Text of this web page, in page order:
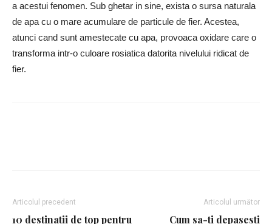
a acestui fenomen. Sub ghetar in sine, exista o sursa naturala
de apa cu o mare acumulare de particule de fier. Acestea,
atunci cand sunt amestecate cu apa, provoaca oxidare care o
transforma intr-o culoare rosiatica datorita nivelului ridicat de
fier.
Articolul precedent
10 destinatii de top pentru
Articolul următor
Cum sa-ti depasesti